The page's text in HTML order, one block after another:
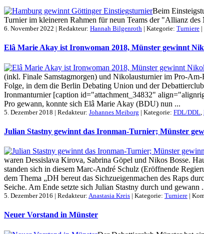
Beim
Turnier im kleineren Rahmen für neun Teams der "Allianz
6. November 2022 | Redakteur: Hannah Bilgenroth | Kategorie: Turniere |
Elâ Marie Akay ist Ironwoman 2018, Münster gewinnt
(inkl. Finale Samstagmorgen) und Nikolausturnier im Pro-
Folge, in dem die Berlin Debating Union und der
Ironmanturnier [caption id="attachment_34832"
Pro gewann, konnte sich Elâ Marie Akay (BDU) nun ...
5. Dezember 2018 | Redakteur: Johannes Meiborg | Kategorie: FDL/DDL
Julian Stastny gewinnt das Ironman-Turnier; Münster
waren Dessislava Kirova, Sabrina Göpel und Nikos Bosse.
standen sich in diesem Marc-André Schulz (Eröffnende
dem Thema „DH bereut das Sichzueigenmachen des Raps
Seiche. Am Ende setzte sich Julian Stastny durch und gewann
5. Dezember 2016 | Redakteur: Anastasia Kreis | Kategorie: Turniere |
Neuer Vorstand in Münster